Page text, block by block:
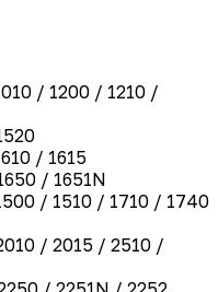
/ 1200 / 1210 /
/ 1615
/ 1651N
/ 1510 / 1710 / 1740
/ 2015 / 2510 /